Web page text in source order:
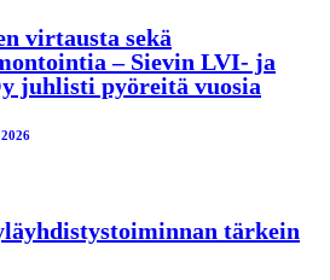
virtausta sekä
– Sievin LVI- ja
juhlisti pyöreitä vuosia
tärkein